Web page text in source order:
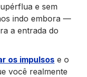
e sem
indo embora —
a entrada do
os impulsos e o
você realmente